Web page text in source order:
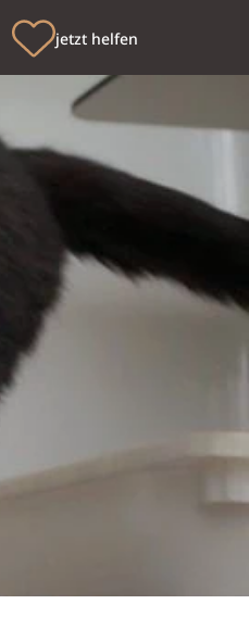
jetzt helfen